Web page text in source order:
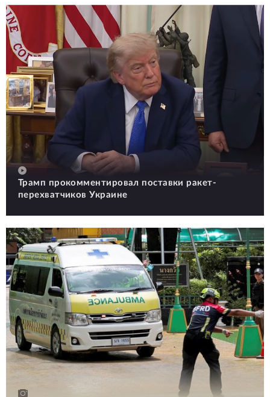
Трамп прокомментировал поставки ракет-
перехватчиков Украине